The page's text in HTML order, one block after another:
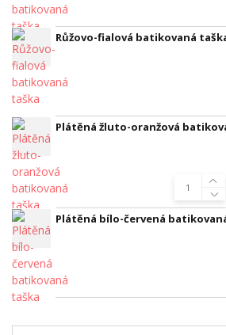
Růžovo-fialová batikovaná
Plátěná žluto-oranžová
Plátěná bílo-červená